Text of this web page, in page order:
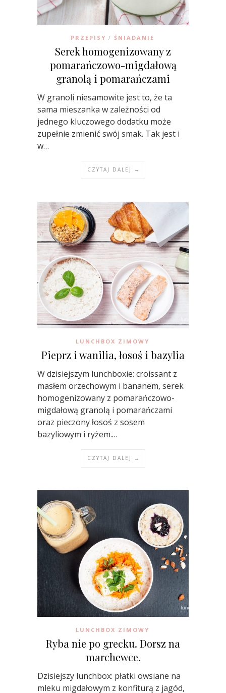
PRZEPISY / ŚNIADANIE
Serek homogenizowany z
pomarańczowo-migdałową
granolą i pomarańczami
W granoli niesamowite jest to, że ta
sama mieszanka w zależności od
jednego kluczowego dodatku może
zupełnie zmienić swój smak. Tak jest i
w…
CZYTAJ DALEJ →
LUNCHBOX ZIMOWY
Pieprz i wanilia, łosoś i bazylia
W dzisiejszym lunchboxie: croissant z
masłem orzechowym i bananem, serek
homogenizowany z pomarańczowo-
migdałową granolą i pomarańczami
oraz pieczony łosoś z sosem
bazyliowym i ryżem.…
CZYTAJ DALEJ →
LUNCHBOX ZIMOWY
Ryba nie po grecku. Dorsz na
marchewce.
Dzisiejszy lunchbox: płatki owsiane na
mleku migdałowym z konfiturą z jagód,